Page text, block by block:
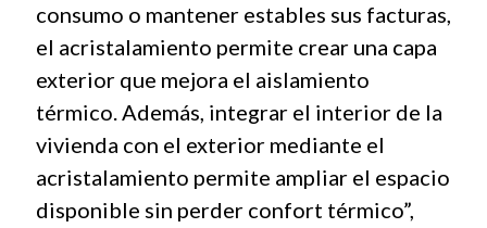
consumo o mantener estables sus facturas,
el acristalamiento permite crear una capa
exterior que mejora el aislamiento
térmico. Además, integrar el interior de la
vivienda con el exterior mediante el
acristalamiento permite ampliar el espacio
disponible sin perder confort térmico”,